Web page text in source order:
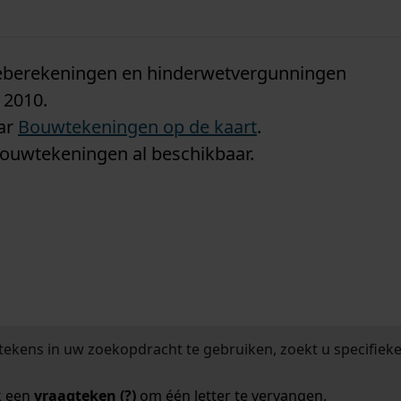
en hinderwetvergunningen
Bouwtekeningen op de kaart.
al beschikbaar.
in uw zoekopdracht te gebruiken, zoekt u
een vraagteken (?)om één letter te vervangen.